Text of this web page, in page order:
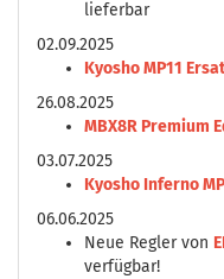
lieferbar
02.09.2025
Kyosho MP11
26.08.2025
MBX8R Premium
03.07.2025
Kyosho Inferno
06.06.2025
Neue Regler von
verfügbar!